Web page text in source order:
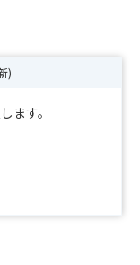
)
ます。